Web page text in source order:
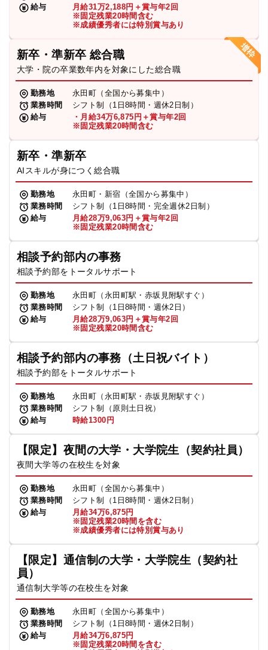
給与
月給31万2,188円＋賞与年2回
※固定残業20時間含む
※成績優秀者には特別賞与あり
新卒・準新卒 総合職
大学・院の卒業数年内を対象にした総合職
勤務地
永田町（全国から募集中）
業務時間
シフト制（1日8時間・週休2日制）
給与
・月給34万6,875円＋賞与年2回
※固定残業20時間含む
新卒・準新卒
AIスキルが身につく総合職
勤務地
永田町・新宿（全国から募集中）
業務時間
シフト制（1日8時間・完全週休2日制）
給与
月給28万9,063円＋賞与年2回
※固定残業20時間含む
相談予約部内の事務
相談予約部をトータルサポート
勤務地
永田町（永田町駅・赤坂見附駅すぐ）
業務時間
シフト制（1日8時間・週休2日）
給与
月給28万9,063円＋賞与年2回
※固定残業20時間含む
相談予約部内の事務（土日祝バイト）
相談予約部をトータルサポート
勤務地
永田町（永田町駅・赤坂見附駅すぐ）
業務時間
シフト制（原則土日祝）
給与
時給1300円
【限定】夜間の大学・大学院生（契約社員）
夜間大学等の在校生を対象
勤務地
永田町（全国から募集中）
業務時間
シフト制（1日8時間・週休2日制）
給与
月給34万6,875円
※固定残業20時間を含む
※成績優秀者には特別賞与あり
【限定】通信制の大学・大学院生（契約社
員）
通信制大学等の在校生を対象
勤務地
永田町（全国から募集中）
業務時間
シフト制（1日8時間・週休2日制）
給与
月給34万6,875円
※固定残業20時間を含む